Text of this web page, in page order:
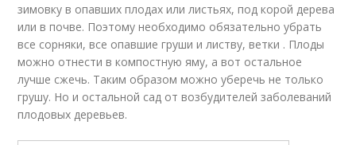
зимовку в опавших плодах или листьях, под корой дерева
или в почве. Поэтому необходимо обязательно убрать
все сорняки, все опавшие груши и листву, ветки . Плоды
можно отнести в компостную яму, а вот остальное
лучше сжечь. Таким образом можно уберечь не только
грушу. Но и остальной сад от возбудителей заболеваний
плодовых деревьев.